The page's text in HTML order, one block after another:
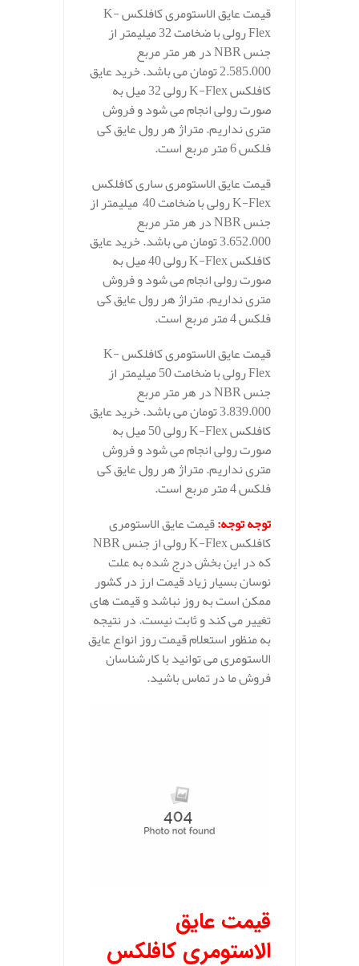
قیمت عایق الاستومری کافلکس K-
Flex رولی با ضخامت 32 میلیمتر از
جنس NBR در هر متر مربع
2.585.000 تومان می باشد. خرید عایق
کافلکس K-Flex رولی 32 میل به
صورت رولی انجام می شود و فروش
متری نداریم. متراژ هر رول عایق کی
فلکس 6 متر مربع است.
قیمت عایق الاستومری ساری کافلکس
K-Flex رولی با ضخامت 40 میلیمتر از
جنس NBR در هر متر مربع
3.652.000 تومان می باشد. خرید عایق
کافلکس K-Flex رولی 40 میل به
صورت رولی انجام می شود و فروش
متری نداریم. متراژ هر رول عایق کی
فلکس 4 متر مربع است.
قیمت عایق الاستومری کافلکس K-
Flex رولی با ضخامت 50 میلیمتر از
جنس NBR در هر متر مربع
3.839.000 تومان می باشد. خرید عایق
کافلکس K-Flex رولی 50 میل به
صورت رولی انجام می شود و فروش
متری نداریم. متراژ هر رول عایق کی
فلکس 4 متر مربع است.
توجه توجه:قیمت عایق الاستومری
کافلکس K-Flex رولی از جنس NBR
که در این بخش درج شده به علت
نوسان بسیار زیاد قیمت ارز در کشور
ممکن است به روز نباشد و قیمت های
تغییر می کند و ثابت نیست. در نتیجه
به منظور استعلام قیمت روز انواع عایق
الاستومری می توانید با کارشناسان
فروش ما در تماس باشید.
قیمت عایق
الاستومری کافلکس